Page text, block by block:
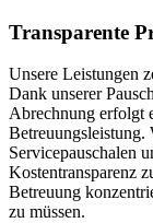
Transparente
Unsere Leistungen
Dank unserer
Abrechnung erfolgt
Betreuungsleistung.
Servicepauschalen
Kostentransparenz
Betreuung
zu müssen.